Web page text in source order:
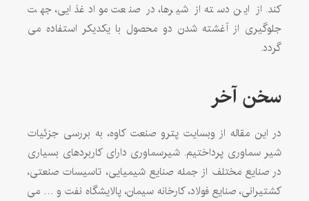
کند. از این دسته از شیرها، در صنعت مواد غذایی، جهت
جلوگیری از آغشته شدن دو محصول با یکدیکر استفاده می
گردد.
سخن آخر
در این مقاله از وبسایت پترو صنعت کاوه، به بررسی جزئیات
شیر سماوری پرداختیم. شیرسماوری دارای کاربردهای بسیاری
در صنایع مختلف از جمله صنایع شیمیایی، تاسیسات صنعتی،
کشتیرانی، صنایع فولاد، کارخانه سیمان، پالایشگاه نفت و … می